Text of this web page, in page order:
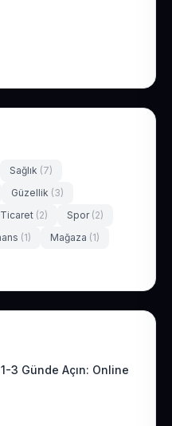
Sağlık (7)
Güzellik (3)
(2) Spor (2)
(1) Mağaza (1)
3 Günde Açın: Online